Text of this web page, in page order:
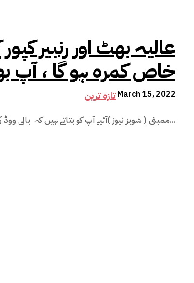
عالیہ بھٹ اور رنبیر
خاص کمرہ ہو گا ، آپ
تازہ ترین March 15, 2022
ممبئی ( شوبز نیوز )آئیے آپ کو بتاتے ہیں کہ بالی ووڈ کی معروف اداکارجوڑی عالیہ بھٹ اور رنبیر کپور کے نئے...